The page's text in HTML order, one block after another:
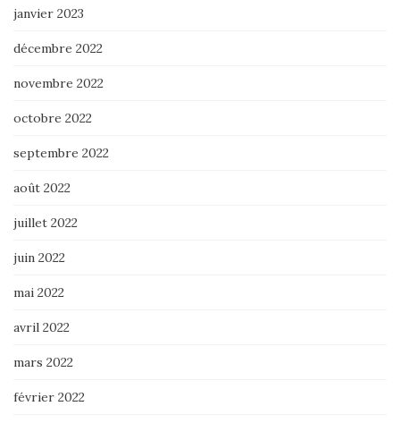
janvier 2023
décembre 2022
novembre 2022
octobre 2022
septembre 2022
août 2022
juillet 2022
juin 2022
mai 2022
avril 2022
mars 2022
février 2022